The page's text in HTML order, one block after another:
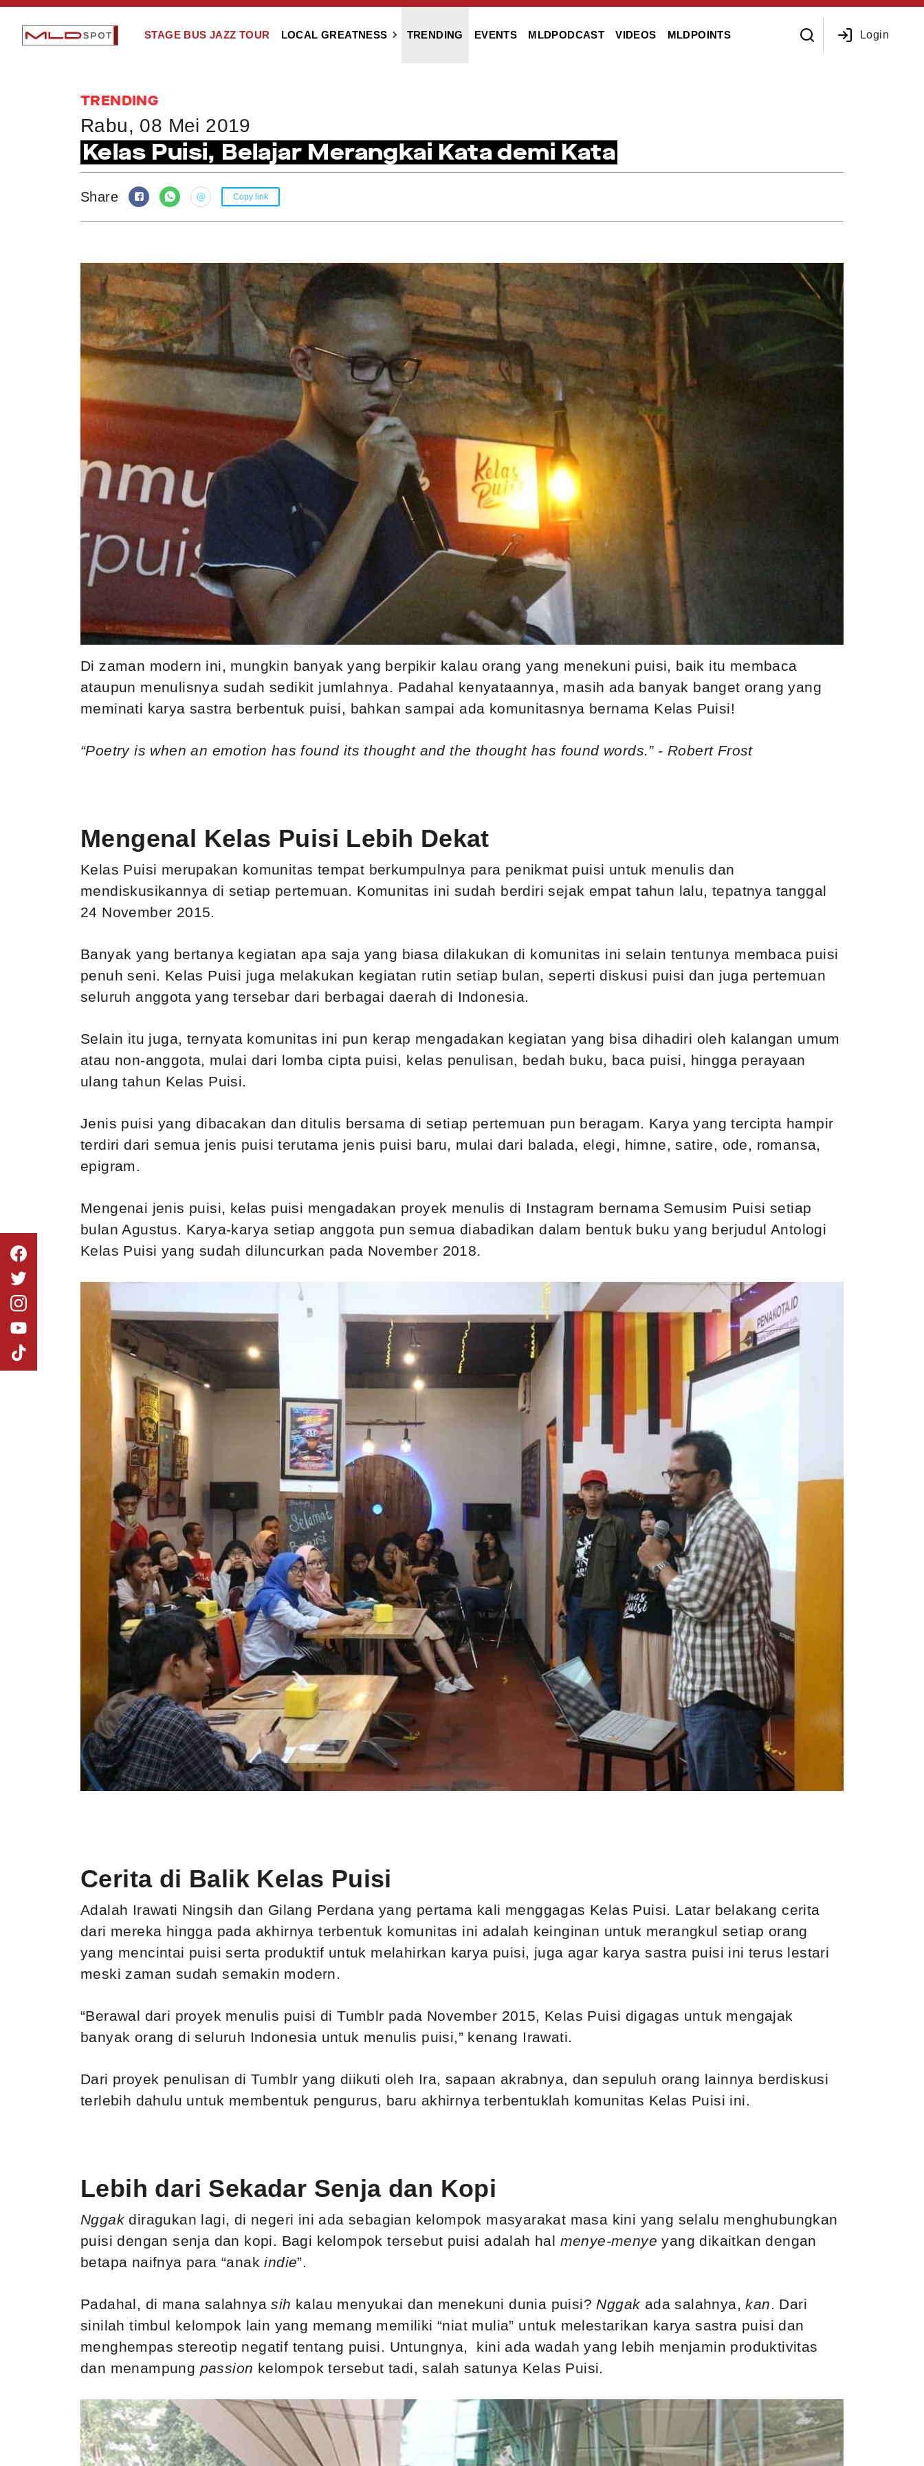
STAGE BUS JAZZ TOUR LOCAL GREATNESS TRENDING EVENTS MLDPODCAST VIDEOS MLDPOINTS Login
TRENDING
Rabu, 08 Mei 2019
Kelas Puisi, Belajar Merangkai Kata demi Kata
Share Copy link
Di zaman modern ini, mungkin banyak yang berpikir kalau orang yang menekuni puisi, baik itu membaca
ataupun menulisnya sudah sedikit jumlahnya. Padahal kenyataannya, masih ada banyak banget orang yang
meminati karya sastra berbentuk puisi, bahkan sampai ada komunitasnya bernama Kelas Puisi!
“Poetry is when an emotion has found its thought and the thought has found words.” - Robert Frost
Mengenal Kelas Puisi Lebih Dekat
Kelas Puisi merupakan komunitas tempat berkumpulnya para penikmat puisi untuk menulis dan
mendiskusikannya di setiap pertemuan. Komunitas ini sudah berdiri sejak empat tahun lalu, tepatnya tanggal
24 November 2015.
Banyak yang bertanya kegiatan apa saja yang biasa dilakukan di komunitas ini selain tentunya membaca puisi
penuh seni. Kelas Puisi juga melakukan kegiatan rutin setiap bulan, seperti diskusi puisi dan juga pertemuan
seluruh anggota yang tersebar dari berbagai daerah di Indonesia.
Selain itu juga, ternyata komunitas ini pun kerap mengadakan kegiatan yang bisa dihadiri oleh kalangan umum
atau non-anggota, mulai dari lomba cipta puisi, kelas penulisan, bedah buku, baca puisi, hingga perayaan
ulang tahun Kelas Puisi.
Jenis puisi yang dibacakan dan ditulis bersama di setiap pertemuan pun beragam. Karya yang tercipta hampir
terdiri dari semua jenis puisi terutama jenis puisi baru, mulai dari balada, elegi, himne, satire, ode, romansa,
epigram.
Mengenai jenis puisi, kelas puisi mengadakan proyek menulis di Instagram bernama Semusim Puisi setiap
bulan Agustus. Karya-karya setiap anggota pun semua diabadikan dalam bentuk buku yang berjudul Antologi
Kelas Puisi yang sudah diluncurkan pada November 2018.
Cerita di Balik Kelas Puisi
Adalah Irawati Ningsih dan Gilang Perdana yang pertama kali menggagas Kelas Puisi. Latar belakang cerita
dari mereka hingga pada akhirnya terbentuk komunitas ini adalah keinginan untuk merangkul setiap orang
yang mencintai puisi serta produktif untuk melahirkan karya puisi, juga agar karya sastra puisi ini terus lestari
meski zaman sudah semakin modern.
“Berawal dari proyek menulis puisi di Tumblr pada November 2015, Kelas Puisi digagas untuk mengajak
banyak orang di seluruh Indonesia untuk menulis puisi,” kenang Irawati.
Dari proyek penulisan di Tumblr yang diikuti oleh Ira, sapaan akrabnya, dan sepuluh orang lainnya berdiskusi
terlebih dahulu untuk membentuk pengurus, baru akhirnya terbentuklah komunitas Kelas Puisi ini.
Lebih dari Sekadar Senja dan Kopi
Nggak diragukan lagi, di negeri ini ada sebagian kelompok masyarakat masa kini yang selalu menghubungkan
puisi dengan senja dan kopi. Bagi kelompok tersebut puisi adalah hal menye-menye yang dikaitkan dengan
betapa naifnya para “anakindie”.
Padahal, di mana salahnyasih kalau menyukai dan menekuni dunia puisi? Nggak ada salahnya,kan. Dari
sinilah timbul kelompok lain yang memang memiliki “niat mulia” untuk melestarikan karya sastra puisi dan
menghempas stereotip negatif tentang puisi. Untungnya, kini ada wadah yang lebih menjamin produktivitas
dan menampung passion kelompok tersebut tadi, salah satunya Kelas Puisi.